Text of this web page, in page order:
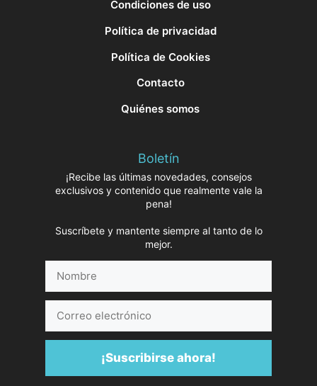
Condiciones de uso
Política de privacidad
Política de Cookies
Contacto
Quiénes somos
Boletín
¡Recibe las últimas novedades, consejos
exclusivos y contenido que realmente vale la
pena!
Suscríbete y mantente siempre al tanto de lo
mejor.
electrónico
¡Suscribirse ahora!